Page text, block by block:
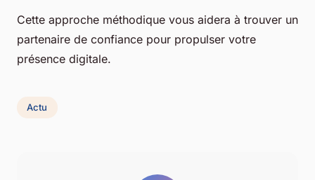
Cette approche méthodique vous aidera à trouver un
partenaire de confiance pour propulser votre
présence digitale.
Actu